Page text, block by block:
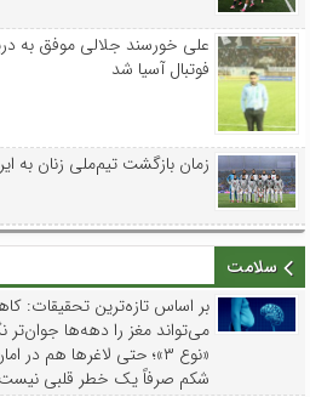
علی خورسند جلالی موفق به
فوتبال آسیا شد
زمان بازگشت تیم‌ملی زنان
سلامت
بر اساس تازه‌ترین تحقیقات:
می‌تواند مغز را دهه‌ها جوان‌تر
«نوع ۳»؛ حتی لاغرها هم
شکم صرفاً یک خطر قلبی